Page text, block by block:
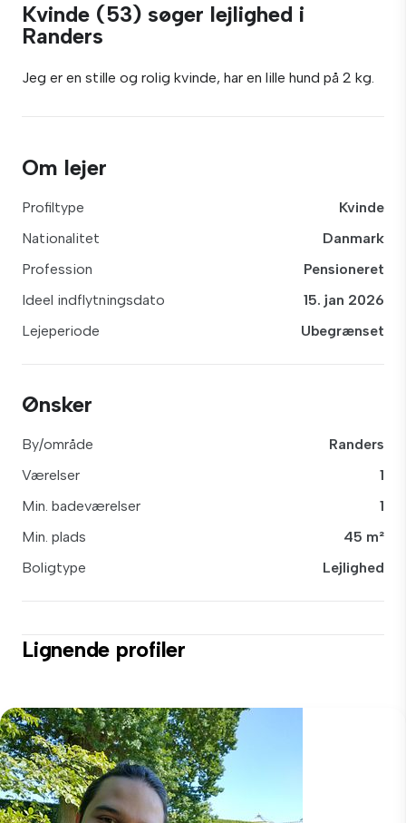
Kvinde (53) søger lejlighed i
Randers
Jeg er en stille og rolig kvinde, har en lille hund på 2 kg.
Om lejer
Profiltype
Kvinde
Nationalitet
Danmark
Profession
Pensioneret
Ideel indflytningsdato
15. jan 2026
Lejeperiode
Ubegrænset
Ønsker
By/område
Randers
Værelser
1
Min. badeværelser
1
Min. plads
45 m²
Boligtype
Lejlighed
Lignende profiler